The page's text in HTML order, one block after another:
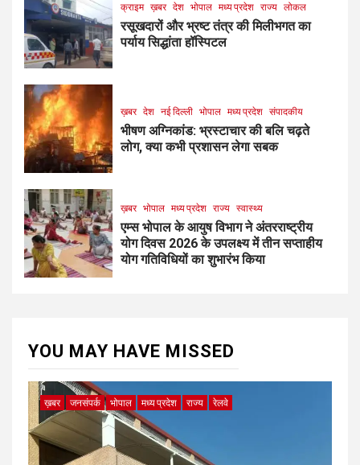
क्राइम ख़बर देश भोपाल मध्य प्रदेश राज्य लोकल
रसूखदारों और भ्रष्ट तंत्र की मिलीभगत का
पर्याय सिद्धांता हॉस्पिटल
ख़बर देश नई दिल्ली भोपाल मध्य प्रदेश संपादकीय
भीषण अग्निकांड: भ्रस्टाचार की बलि चढ़ते
लोग, क्या कभी प्रशासन लेगा सबक
ख़बर भोपाल मध्य प्रदेश राज्य स्वास्थ्य
एम्स भोपाल के आयुष विभाग ने अंतरराष्ट्रीय
योग दिवस 2026 के उपलक्ष्य में तीन सप्ताहीय
योग गतिविधियों का शुभारंभ किया
YOU MAY HAVE MISSED
ख़बर जनसंपर्क भोपाल मध्य प्रदेश राज्य रेलवे